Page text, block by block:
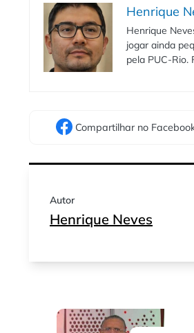
Henrique
Henrique
jogar ainda
pela PUC-Rio.
Compartilhar no
Autor
Henrique Neves